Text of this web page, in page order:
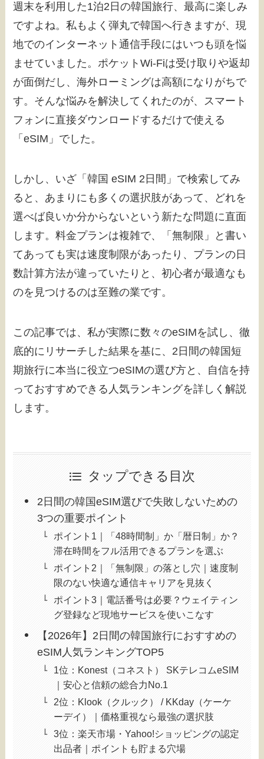
週末を利用した1泊2日の韓国旅行、最高に楽しみ
ですよね。私もよく弾丸で韓国へ行きますが、現
地でのインターネット通信手段にはいつも頭を悩
ませていました。ポケットWi-Fiは受け取りや返却
が面倒だし、海外ローミングは高額になりがちで
す。そんな悩みを解決してくれたのが、スマート
フォンに直接ダウンロードするだけで使える
「eSIM」でした。
しかし、いざ「韓国 eSIM 2日間」で検索してみ
ると、あまりにも多くの選択肢があって、どれを
選べば良いか分からないという新たな問題に直面
します。料金プランは複雑で、「無制限」と書い
てあっても実は速度制限があったり、プランの日
数計算方法が違っていたりと、初心者が最適なも
のを見つけるのは至難の業です。
この記事では、私が実際に数々のeSIMを試し、徹
底的にリサーチした結果を基に、2日間の韓国短
期旅行に本当に役立つeSIMの選び方と、自信を持
っておすすめできる人気ランキングを詳しく解説
します。
タップできる目次
2日間の韓国eSIM選びで失敗しないための
3つの重要ポイント
ポイント1｜「48時間制」か「暦日制」か？
滞在時間をフル活用できるプランを選ぶ
ポイント2｜「無制限」の落とし穴｜速度制
限のない快適な通信キャリアを見抜く
ポイント3｜電話番号は必要？ウェイティン
グ登録など現地サービスを使いこなす
【2026年】2日間の韓国旅行におすすめの
eSIM人気ランキングTOP5
1位：Konest（コネスト） SKテレコムeSIM
｜安心と信頼の総合力No.1
2位：Klook（クルック） / KKday（ケーケ
ーデイ）｜価格重視なら最強の選択肢
3位：楽天市場・Yahoo!ショッピングの認定
出品者｜ポイントも貯まる穴場